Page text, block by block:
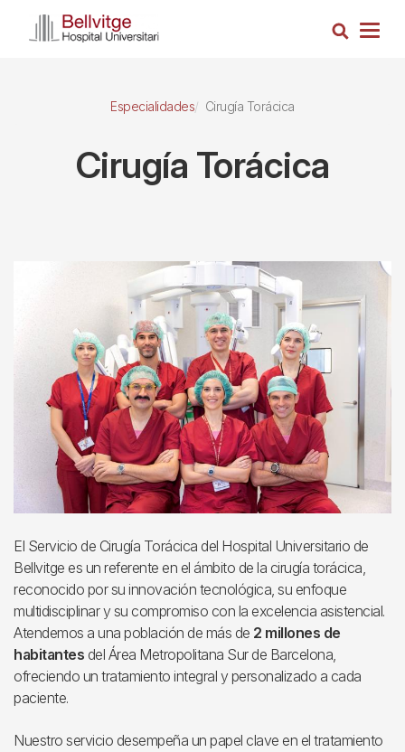
Busca
Especialidades Cirugía Torácica
Cirugía Torácica
El Servicio de Cirugía Torácica del Hospital Universitario de
Bellvitge es un referente en el ámbito de la cirugía torácica,
reconocido por su innovación tecnológica, su enfoque
multidisciplinar y su compromiso con la excelencia asistencial.
Atendemos a una población de más de 2 millones de
habitantes del Área Metropolitana Sur de Barcelona,
ofreciendo un tratamiento integral y personalizado a cada
paciente.
Nuestro servicio desempeña un papel clave en el tratamiento